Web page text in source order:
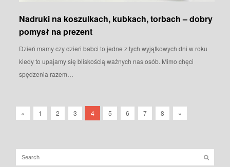
Nadruki na koszulkach, kubkach, torbach – dobry
pomysł na prezent
Dzień mamy czy dzień babci to jedne z tych wyjątkowych dni w roku
kiedy to upajamy się bliskością ważnych nas osób. Mimo chęci
spędzenia razem…
« 1 2 3 4 5 6 7 8 »